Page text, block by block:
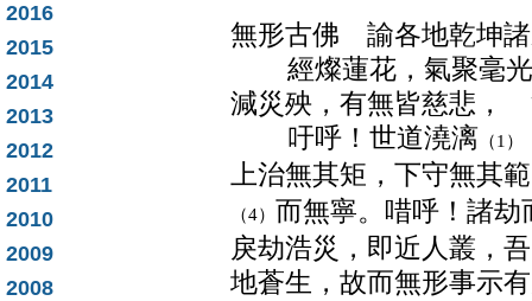
2016
2015
2014
2013
2012
2011
2010
2009
2008
無形古佛 諭各地乾坤
經燦蓮花，氣聚毫光
減災殃，有無皆慈悲，
吁呼！世道澆漓 （1）
上治無其矩，下守無其
（4） 而無寧。唶呼！諸
戾劫浩災，即近人叢，
地蒼生，故而無形事示